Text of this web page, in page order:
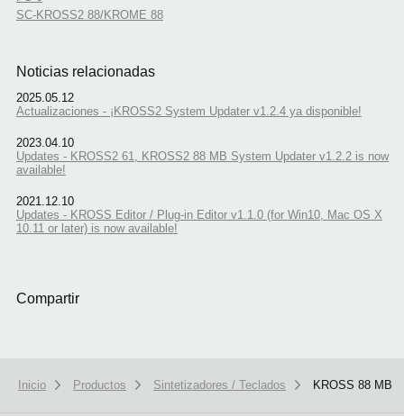
SC-KROSS2 88/KROME 88
Noticias relacionadas
2025.05.12
Actualizaciones - ¡KROSS2 System Updater v1.2.4 ya disponible!
2023.04.10
Updates - KROSS2 61, KROSS2 88 MB System Updater v1.2.2 is now
available!
2021.12.10
Updates - KROSS Editor / Plug-in Editor v1.1.0 (for Win10, Mac OS X
10.11 or later) is now available!
Compartir
Inicio Productos Sintetizadores / Teclados KROSS 88 MB